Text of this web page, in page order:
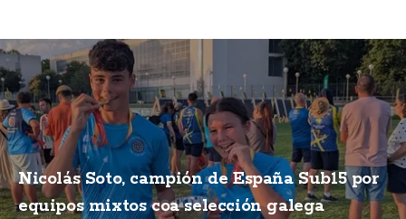
Nicolás Soto, campión de España Sub15 por
equipos mixtos coa selección galega